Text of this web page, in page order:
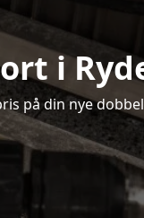
i
på din nye